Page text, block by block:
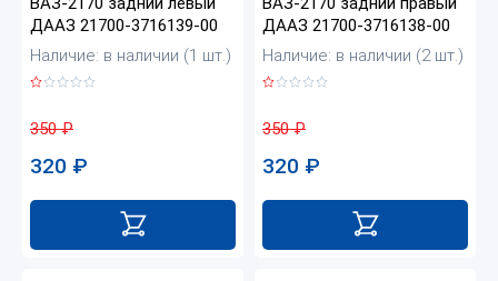
ДААЗ 21700-3716139-00
Наличие: в наличии (1 шт.)
350₽
320 ₽
ДААЗ 21700-3716138-00
Наличие: в наличии (2 шт.)
350₽
320 ₽